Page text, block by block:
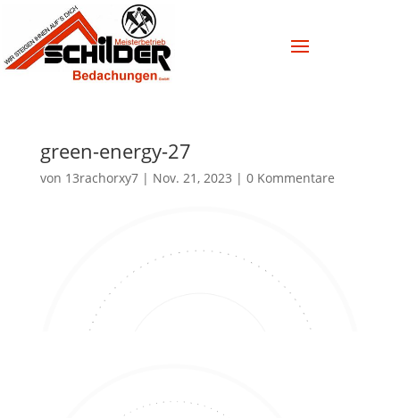
green-energy-27
von 13rachorxy7| Nov. 21, 2023 | 0 Kommentare